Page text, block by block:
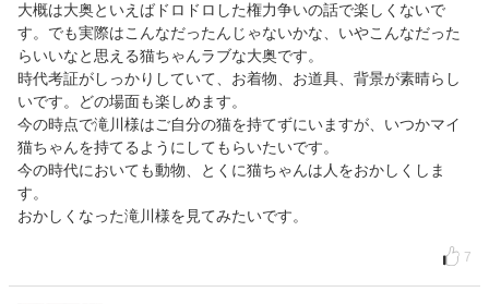
大概は大奥といえばドロドロした権力争いの話で楽しくないで
す。でも実際はこんなだったんじゃないかな、いやこんなだった
らいいなと思える猫ちゃんラブな大奥です。
時代考証がしっかりしていて、お着物、お道具、背景が素晴らし
いです。どの場面も楽しめます。
今の時点で滝川様はご自分の猫を持てずにいますが、いつかマイ
猫ちゃんを持てるようにしてもらいたいです。
今の時代においても動物、とくに猫ちゃんは人をおかしくしま
す。
おかしくなった滝川様を見てみたいです。
7